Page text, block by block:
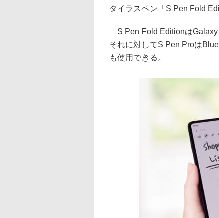
タイラスペン「S Pen Fold
S Pen Fold EditionはGalaxy
それに対してS Pen Proは
も使用できる。